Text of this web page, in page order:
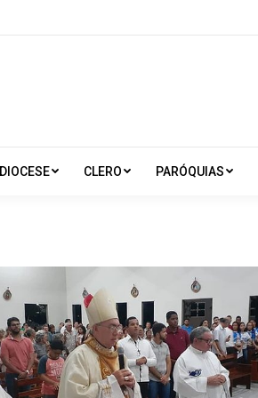
DIOCESE CLERO PARÓQUIAS